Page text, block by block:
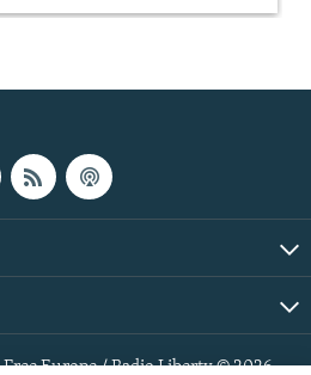
Free Europe / Radio Liberty © 2026